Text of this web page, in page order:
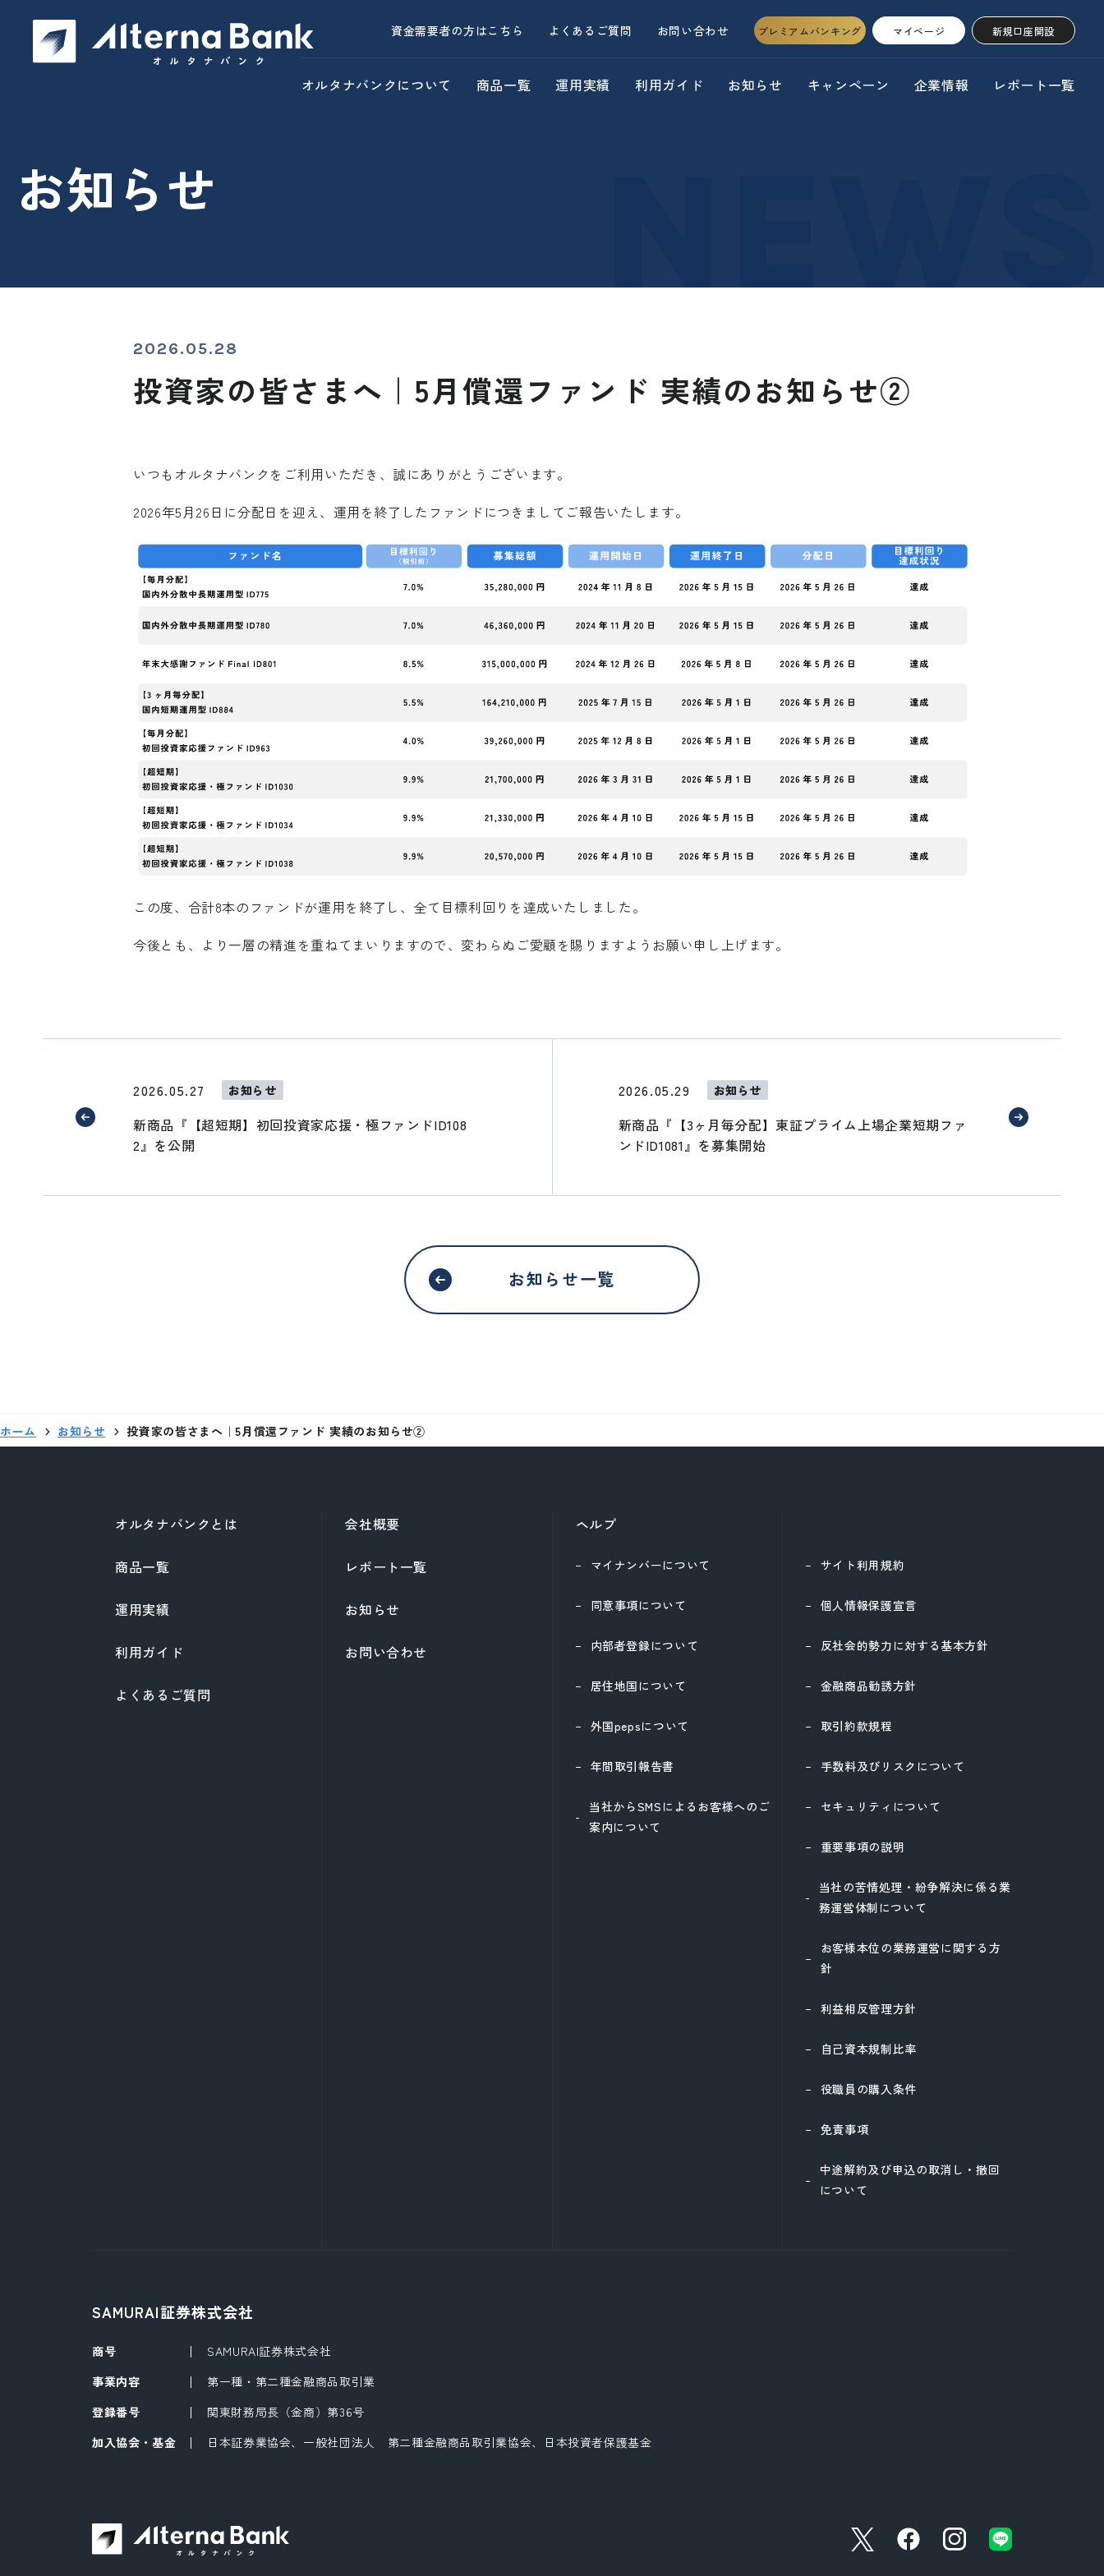
資金需要者の方はこちら よくあるご質問 お問い合わせ プレミアムバンキング マイページ 新規口座開設
オルタナバンクについて 商品一覧 運用実績 利用ガイド お知らせ キャンペーン 企業情報 レポート一覧
お知らせ
2026.05.28
投資家の皆さまへ｜5月償還ファンド 実績のお知らせ②
いつもオルタナバンクをご利用いただき、誠にありがとうございます。
2026年5月26日に分配日を迎え、運用を終了したファンドにつきましてご報告いたします。
この度、合計8本のファンドが運用を終了し、全て目標利回りを達成いたしました。
今後とも、より一層の精進を重ねてまいりますので、変わらぬご愛顧を賜りますようお願い申し上げます。
2026.05.27 お知らせ
新商品『【超短期】初回投資家応援・極ファンドID108
2』を公開
2026.05.29 お知らせ
新商品『【3ヶ月毎分配】東証プライム上場企業短期ファ
ンドID1081』を募集開始
お知らせ一覧
ホーム お知らせ 投資家の皆さまへ｜5月償還ファンド 実績のお知らせ②
オルタナバンクとは
商品一覧
運用実績
利用ガイド
よくあるご質問
会社概要
レポート一覧
お知らせ
お問い合わせ
ヘルプ
マイナンバーについて
同意事項について
内部者登録について
居住地国について
外国pepsについて
年間取引報告書
当社からSMSによるお客様へのご
案内について
サイト利用規約
個人情報保護宣言
反社会的勢力に対する基本方針
金融商品勧誘方針
取引約款規程
手数料及びリスクについて
セキュリティについて
重要事項の説明
当社の苦情処理・紛争解決に係る業
務運営体制について
お客様本位の業務運営に関する方
針
利益相反管理方針
自己資本規制比率
役職員の購入条件
免責事項
中途解約及び申込の取消し・撤回
について
SAMURAI証券株式会社
商号
SAMURAI証券株式会社
事業内容
第一種・第二種金融商品取引業
登録番号
関東財務局長（金商）第36号
加入協会・基金
日本証券業協会、一般社団法人 第二種金融商品取引業協会、日本投資者保護基金
外部サイトへリンクします。
これより先は、SAMURAI証券のウェブサイトではありません